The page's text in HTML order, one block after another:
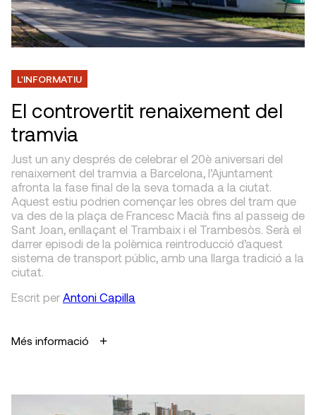
L'INFORMATIU
El controvertit renaixement del
tramvia
Just un any després de celebrar el 20è aniversari del
renaixement del tramvia a Barcelona, l’Ajuntament
afronta la fase final de la seva tornada a la ciutat.
Aquest estiu podrien començar les obres del tram que
va des de la plaça de Francesc Macià fins al passeig de
Sant Joan, enllaçant el Trambaix i el Trambesòs. Serà el
darrer episodi de la polèmica reintroducció d’aquest
sistema de transport públic, amb una llarga tradició a la
ciutat.
Escrit per Antoni Capilla
Més informació